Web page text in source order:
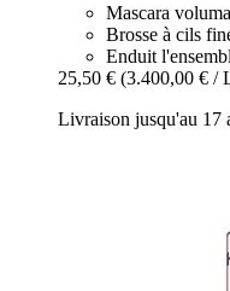
Mascara
Brosse à cils
Enduit
25,50 € (3.400,00 € /
Livraison jusqu'au 17